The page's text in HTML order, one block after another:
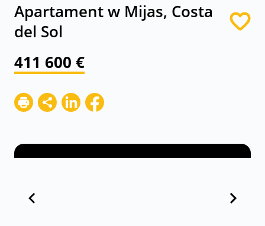
Koszty
Kontakt
Apartament w Mijas, Costa
del Sol
411 600 €